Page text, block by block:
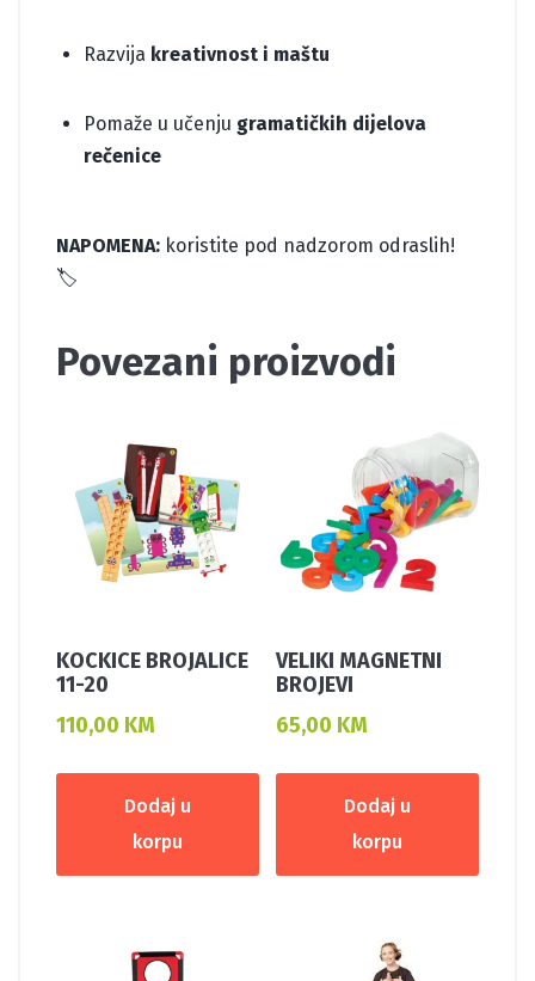
Razvija kreativnost i maštu
Pomaže u učenju gramatičkih dijelova
rečenice
NAPOMENA: koristite pod nadzorom odraslih!
🏷️
Povezani proizvodi
KOCKICE BROJALICE
11-20
110,00 KM
Dodaj u
korpu
VELIKI MAGNETNI
BROJEVI
65,00 KM
Dodaj u
korpu